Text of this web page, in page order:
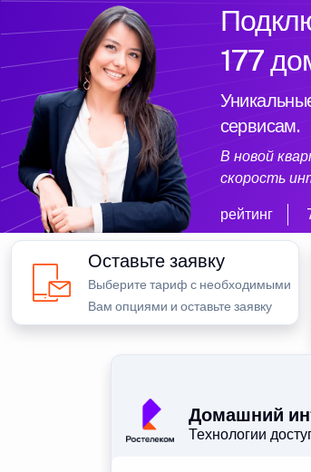
177
сервисам.
В новой
скорость
рейтинг
Оставьте заявку
Выберите тариф с необходимыми
Вам опциями и оставьте заявку
Домашний
Технологии